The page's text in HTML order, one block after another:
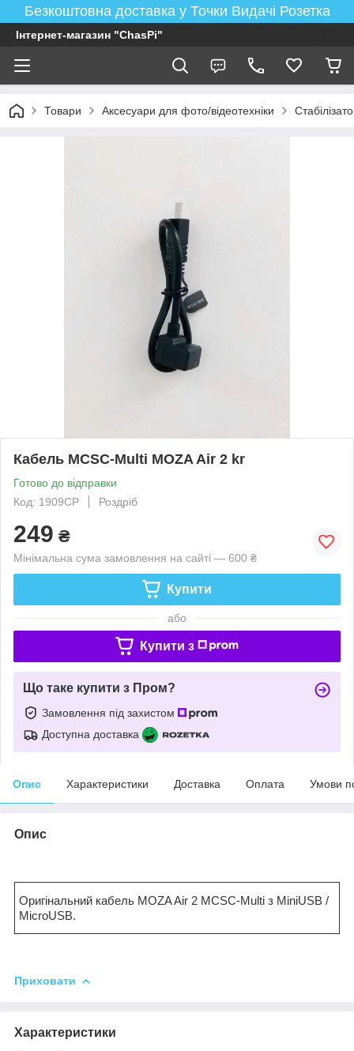
Безкоштовна доставка у Точки Видачі Розетка
Інтернет-магазин "ChasPi"
Товари Аксесуари для фото/відеотехніки
Кабель MCSC-Multi MOZA Air 2 kr
Готово до відправки
Код: 1909CP
Роздріб
249 ₴
Мінімальна сума замовлення на сайті — 600 ₴
Купити
або
Купити з
Що таке купити з Пром?
Замовлення під захистом
Доступна доставка
Опис Характеристики Доставка Оплата Умови
Опис
Оригінальний кабель MOZA Air 2 MCSC-Multi з MiniUSB /
MicroUSB.
Приховати
Характеристики